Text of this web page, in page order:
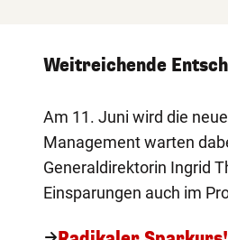
Weitreichende
Am 11. Juni wird die
Management warten
Generaldirektorin Ingrid
Einsparungen auch im